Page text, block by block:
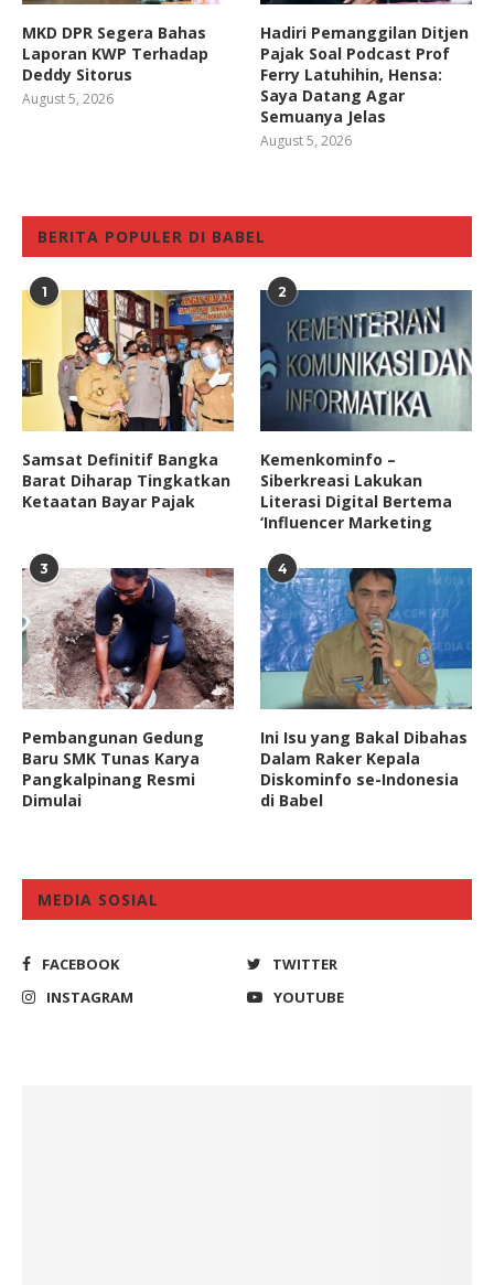
MKD DPR Segera Bahas
Laporan KWP Terhadap
Deddy Sitorus
August 5, 2026
Hadiri Pemanggilan Ditjen
Pajak Soal Podcast Prof
Ferry Latuhihin, Hensa:
Saya Datang Agar
Semuanya Jelas
August 5, 2026
BERITA POPULER DI BABEL
1
Samsat Definitif Bangka
Barat Diharap Tingkatkan
Ketaatan Bayar Pajak
2
Kemenkominfo –
Siberkreasi Lakukan
Literasi Digital Bertema
‘Influencer Marketing
3
Pembangunan Gedung
Baru SMK Tunas Karya
Pangkalpinang Resmi
Dimulai
4
Ini Isu yang Bakal Dibahas
Dalam Raker Kepala
Diskominfo se-Indonesia
di Babel
MEDIA SOSIAL
FACEBOOK
TWITTER
INSTAGRAM
YOUTUBE